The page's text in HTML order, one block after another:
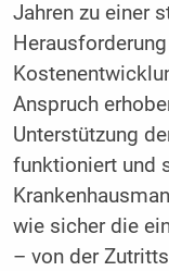
Jahren zu einer
Anspruch
Unterstützung
funktioniert und
wie sicher die
– von der